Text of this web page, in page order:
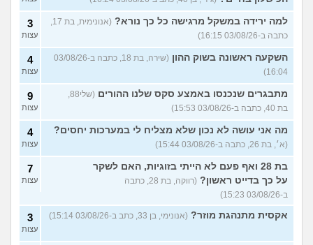
למה ירידה במשקל מרגישה כל כך נורא?
(אנונימית, בת 17,
כתבה ב-03/08/26 16:15)
3
עצות
השקעה ראשונה בשוק ההון
(שירה, בת 18, כתבה ב-03/08/26
16:04)
4
עצות
מתבגרים שנכנסו באמצע סקס שלנו ההורים
(שלי88,
בת 40, כתבה ב-03/08/26 15:53)
9
עצות
מה אני עושה לא נכון שלא מצליח לי במערכות יחסים?
(א׳, בת 26, כתבה ב-03/08/26 15:44)
4
עצות
בת 28 ואף פעם לא הייתי בזוגיות, האם לשקר
על כך בדייט ראשון?
(רווקה, בת 28, כתבה
ב-03/08/26 15:23)
7
עצות
אקסית מתנהגת מוזר? (אנונימי, בן 33, כתב ב-03/08/26 15:14) 3
עצות